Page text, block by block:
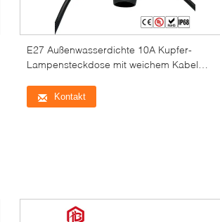
E27 Außenwasserdichte 10A Kupfer-
Lampensteckdose mit weichem Kabel
und Mann/Frau
Kontakt